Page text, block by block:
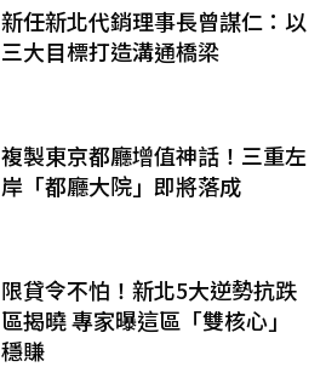
新任新北代銷理事長曾謀仁：以
三大目標打造溝通橋梁
複製東京都廳增值神話！三重左
岸「都廳大院」即將落成
限貸令不怕！新北5大逆勢抗跌
區揭曉 專家曝這區「雙核心」
穩賺